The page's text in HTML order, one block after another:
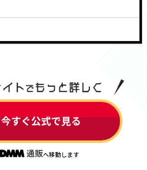
今すぐ公式で見る
へ移動します